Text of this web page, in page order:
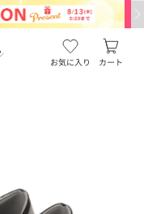
お気に入り カート